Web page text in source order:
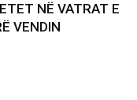
NË VATRAT E
VENDIN